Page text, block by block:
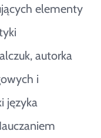
elementy
autorka
i
języka